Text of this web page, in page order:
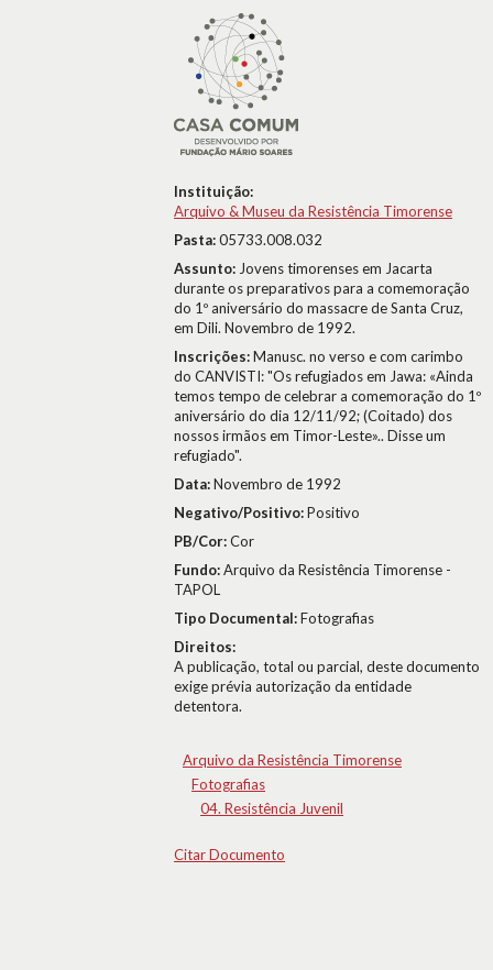
Instituição:
Arquivo & Museu da Resistência Timorense
Pasta:05733.008.032
Assunto: Jovens timorenses em Jacarta
durante os preparativos para a comemoração
do 1º aniversário do massacre de Santa Cruz,
em Dili. Novembro de 1992.
Inscrições:Manusc. no verso e com carimbo
do CANVISTI: "Os refugiados em Jawa: «Ainda
temos tempo de celebrar a comemoração do 1º
aniversário do dia 12/11/92; (Coitado) dos
nossos irmãos em Timor-Leste».. Disse um
refugiado".
Data:Novembro de 1992
Negativo/Positivo:Positivo
PB/Cor:Cor
Fundo:Arquivo da Resistência Timorense -
TAPOL
Tipo Documental:Fotografias
Direitos:
A publicação, total ou parcial, deste documento
exige prévia autorização da entidade
detentora.
Arquivo da Resistência Timorense
Fotografias
04. Resistência Juvenil
Citar Documento